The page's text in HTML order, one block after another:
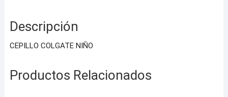
Descripción
CEPILLO COLGATE NIÑO
Productos Relacionados